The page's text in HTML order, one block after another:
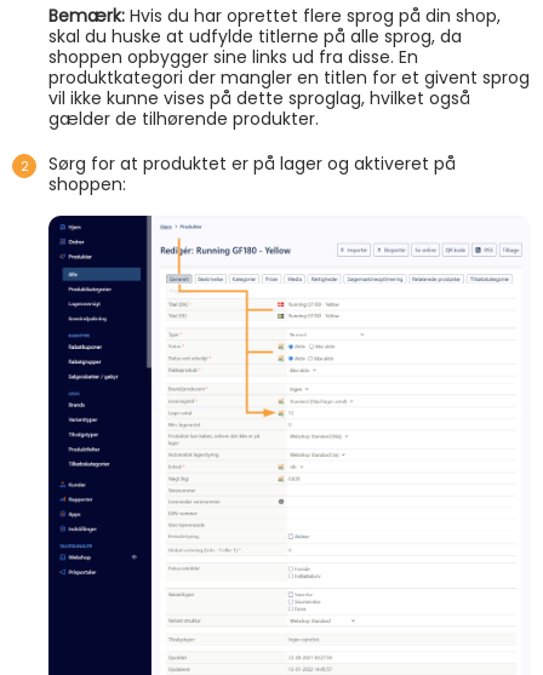
Bemærk: Hvis du har oprettet flere sprog på din shop,
skal du huske at udfylde titlerne på alle sprog, da
shoppen opbygger sine links ud fra disse. En
produktkategori der mangler en titlen for et givent sprog
vil ikke kunne vises på dette sproglag, hvilket også
gælder de tilhørende produkter.
Sørg for at produktet er på lager og aktiveret på
shoppen: